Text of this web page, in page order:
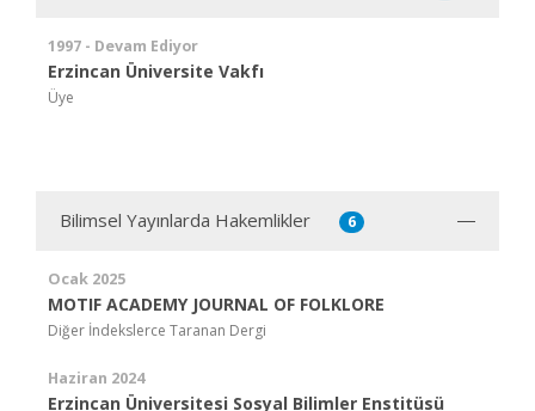
1997 - Devam Ediyor
Erzincan Üniversite Vakfı
Üye
Bilimsel Yayınlarda Hakemlikler 6
Ocak 2025
MOTIF ACADEMY JOURNAL OF FOLKLORE
Diğer İndekslerce Taranan Dergi
Haziran 2024
Erzincan Üniversitesi Sosyal Bilimler Enstitüsü